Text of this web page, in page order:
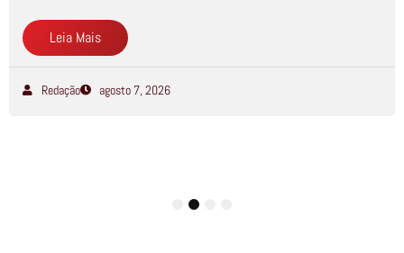
Leia Mais
Redação agosto 7, 2026